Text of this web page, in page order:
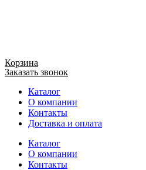
Корзина
Заказать звонок
Каталог
О компании
Контакты
Доставка и оплата
Каталог
О компании
Контакты